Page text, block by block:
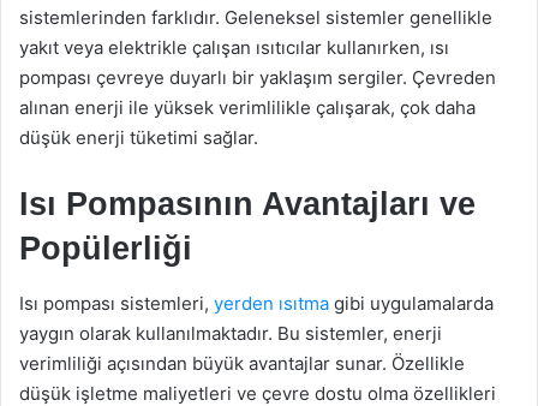
sistemlerinden farklıdır. Geleneksel sistemler genellikle
yakıt veya elektrikle çalışan ısıtıcılar kullanırken, ısı
pompası çevreye duyarlı bir yaklaşım sergiler. Çevreden
alınan enerji ile yüksek verimlilikle çalışarak, çok daha
düşük enerji tüketimi sağlar.
Isı Pompasının Avantajları ve
Popülerliği
Isı pompası sistemleri, yerden ısıtma gibi uygulamalarda
yaygın olarak kullanılmaktadır. Bu sistemler, enerji
verimliliği açısından büyük avantajlar sunar. Özellikle
düşük işletme maliyetleri ve çevre dostu olma özellikleri